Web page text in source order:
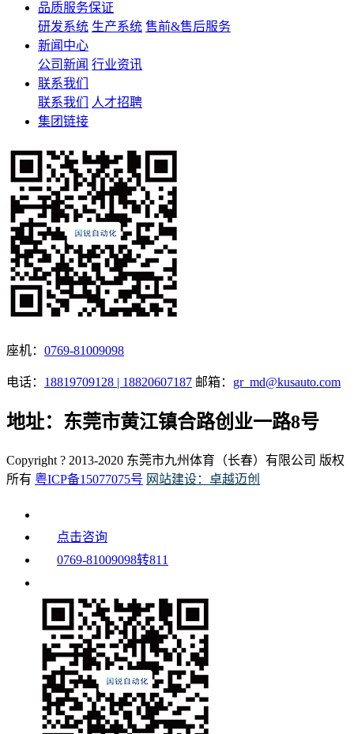
品质服务保证
研发系统 生产系统 售前&售后服务
新闻中心
公司新闻 行业资讯
联系我们
联系我们
人才招聘
集团链接
座机： 0769-81009098
电话： 18819709128 | 18820607187 邮箱： gr_md@kusauto.com
地址：东莞市黄江镇合路创业一路8号
Copyright ? 2013-2020 东莞市九州体育（长春）有限公司 版权
所有 粤ICP备15077075号 网站建设：卓越迈创
点击咨询
0769-81009098转811